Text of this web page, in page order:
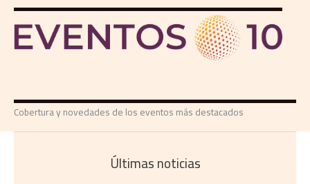
Cobertura y novedades de los eventos más destacados
Últimas noticias